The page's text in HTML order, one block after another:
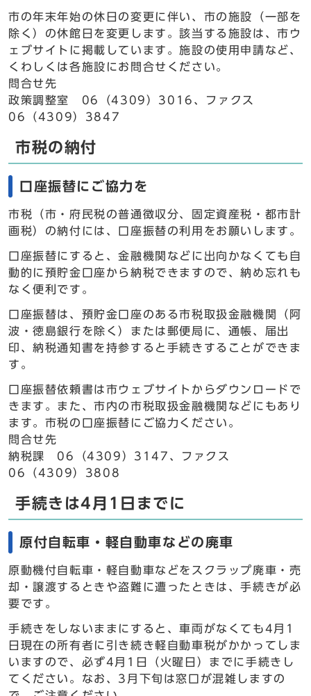
市の年末年始の休日の変更に伴い、市の施設（一部を
除く）の休館日を変更します。該当する施設は、市ウ
ェブサイトに掲載しています。施設の使用申請など、
くわしくは各施設にお問合せください。
問合せ先
政策調整室 06（4309）3016、ファクス
06（4309）3847
市税の納付
口座振替にご協力を
市税（市・府民税の普通徴収分、固定資産税・都市計
画税）の納付には、口座振替の利用をお願いします。
口座振替にすると、金融機関などに出向かなくても自
動的に預貯金口座から納税できますので、納め忘れも
なく便利です。
口座振替は、預貯金口座のある市税取扱金融機関（阿
波・徳島銀行を除く）または郵便局に、通帳、届出
印、納税通知書を持参すると手続きすることができま
す。
口座振替依頼書は市ウェブサイトからダウンロードで
きます。また、市内の市税取扱金融機関などにもあり
ます。市税の口座振替にご協力ください。
問合せ先
納税課 06（4309）3147、ファクス
06（4309）3808
手続きは4月1日までに
原付自転車・軽自動車などの廃車
原動機付自転車・軽自動車などをスクラップ廃車・売
却・譲渡するときや盗難に遭ったときは、手続きが必
要です。
手続きをしないままにすると、車両がなくても4月1
日現在の所有者に引き続き軽自動車税がかかってしま
いますので、必ず4月1日（火曜日）までに手続きし
てください。なお、3月下旬は窓口が混雑しますの